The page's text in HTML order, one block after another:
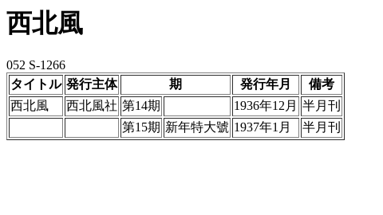
西北風
052 S-1266
タイトル 発行主体 期 発行年月
備考
西北風
西北風社 第14期 1936年12月 半月刊
第15期 新年特大號 1937年1月 半月刊